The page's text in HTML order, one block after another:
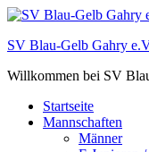
Zum
springen
SV Blau-Gelb Gahry
Willkommen bei SV
Startseite
Mannschaften
Männer